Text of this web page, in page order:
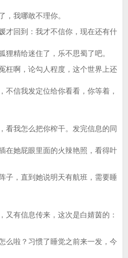
，我哪敢不理你。
回到：我才不信你，现在还有什
狸精给迷住了，乐不思蜀了吧。
啊，论勾人程度，这个世界上还
不信我发定位给你看看，你等着，
我怎么把你榨干。发完信息的同
在她屁眼里面的火辣艳照，看得叶
，直到她说明天有航班，需要睡
有信息传来，这次是白婧茵的：
啦？习惯了睡觉之前来一发，今